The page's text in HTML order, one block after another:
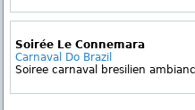
Soirée Le Connemara
Carnaval Do Brazil
Soiree carnaval bresilien